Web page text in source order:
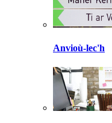
Anvioù-lec'h